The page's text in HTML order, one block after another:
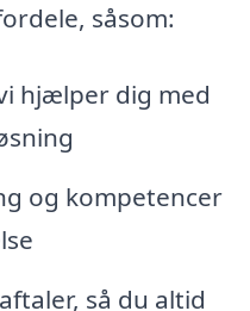
såsom:
hjælper dig med
og kompetencer
så du altid